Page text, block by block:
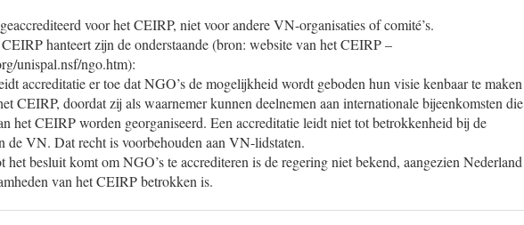
voor het CEIRP, niet voor andere VN-organisaties of comité’s.
hanteert zijn de onderstaande (bron: website van het CEIRP –
unispal.nsf/ngo.htm):
accreditatie er toe dat NGO’s de mogelijkheid wordt geboden hun visie kenbaar te maken
CEIRP, doordat zij als waarnemer kunnen deelnemen aan internationale bijeenkomsten die
het CEIRP worden georganiseerd. Een accreditatie leidt niet tot betrokkenheid bij de
de VN. Dat recht is voorbehouden aan VN-lidstaten.
besluit komt om NGO’s te accrediteren is de regering niet bekend, aangezien Nederland
van het CEIRP betrokken is.